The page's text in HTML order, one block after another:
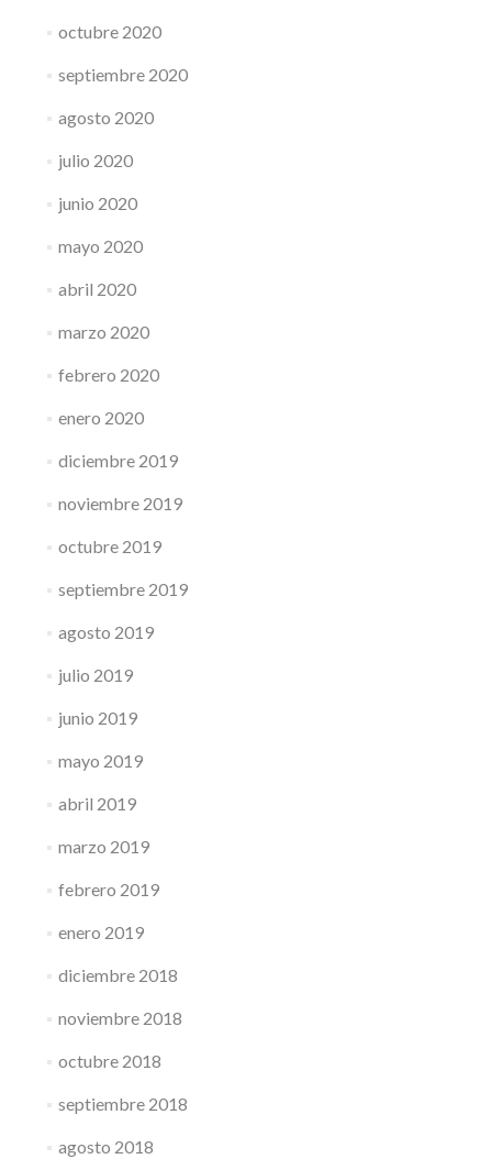
octubre 2020
septiembre 2020
agosto 2020
julio 2020
junio 2020
mayo 2020
abril 2020
marzo 2020
febrero 2020
enero 2020
diciembre 2019
noviembre 2019
octubre 2019
septiembre 2019
agosto 2019
julio 2019
junio 2019
mayo 2019
abril 2019
marzo 2019
febrero 2019
enero 2019
diciembre 2018
noviembre 2018
octubre 2018
septiembre 2018
agosto 2018